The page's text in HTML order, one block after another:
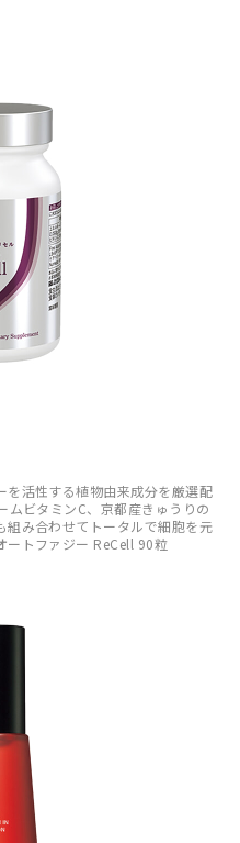
活性する植物由来成分を厳選配
ムビタミンC、京都産きゅうりの
組み合わせてトータルで細胞を元
ートファジー ReCell 90粒